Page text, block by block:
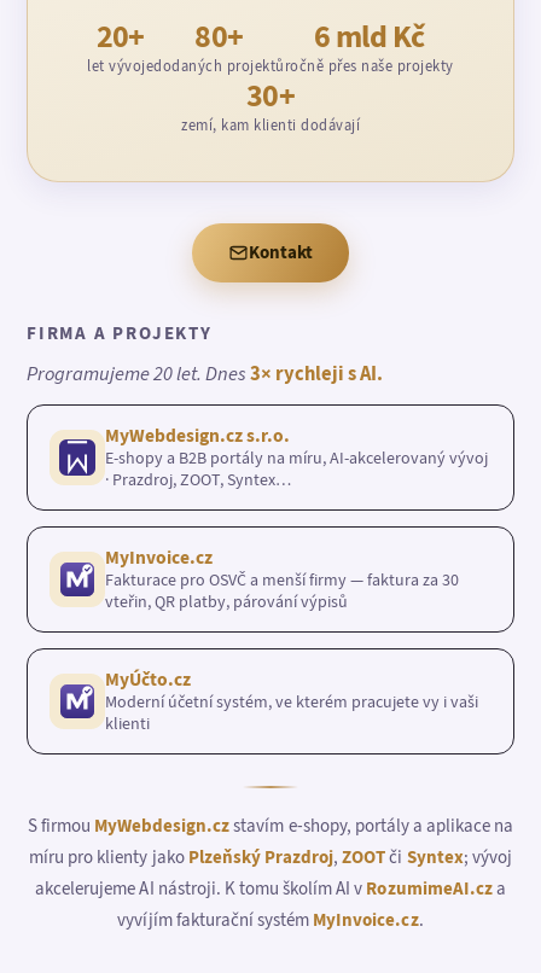
20+
let vývoje
80+
dodaných projektů
6 mld Kč
ročně přes naše projekty
30+
zemí, kam klienti dodávají
Kontakt
FIRMA A PROJEKTY
Programujeme 20 let. Dnes3× rychleji s AI.
MyWebdesign.cz s.r.o.
E-shopy a B2B portály na míru, AI-akcelerovaný vývoj
· Prazdroj, ZOOT, Syntex…
MyInvoice.cz
Fakturace pro OSVČ a menší firmy — faktura za 30
vteřin, QR platby, párování výpisů
MyÚčto.cz
Moderní účetní systém, ve kterém pracujete vy i vaši
klienti
S firmou MyWebdesign.czstavím e-shopy, portály a aplikace na
míru pro klienty jako Plzeňský Prazdroj,ZOOTči Syntex; vývoj
akcelerujeme AI nástroji. K tomu školím AI v RozumimeAI.cza
vyvíjím fakturační systém MyInvoice.cz.